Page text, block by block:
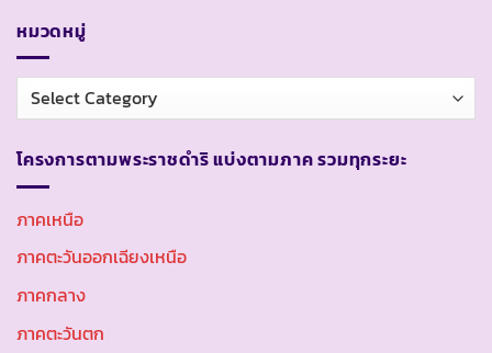
หมวดหมู่
หมวด
หมู่
โครงการตามพระราชดำริ แบ่งตามภาค รวมทุกระยะ
ภาคเหนือ
ภาคตะวันออกเฉียงเหนือ
ภาคกลาง
ภาคตะวันตก